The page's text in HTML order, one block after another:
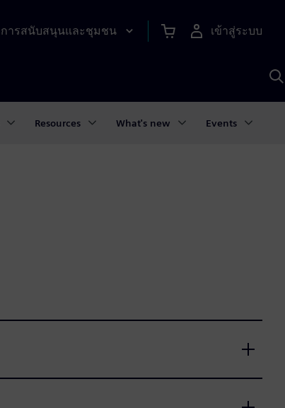
การสนับสนุนและชุมชน เข้าสู่ระบบ
Resources What's new Events